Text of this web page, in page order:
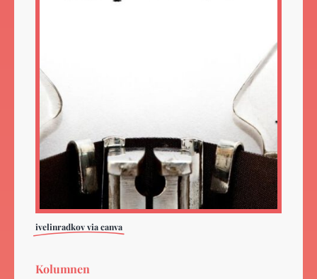
ivelinradkov via canva
Kolumnen